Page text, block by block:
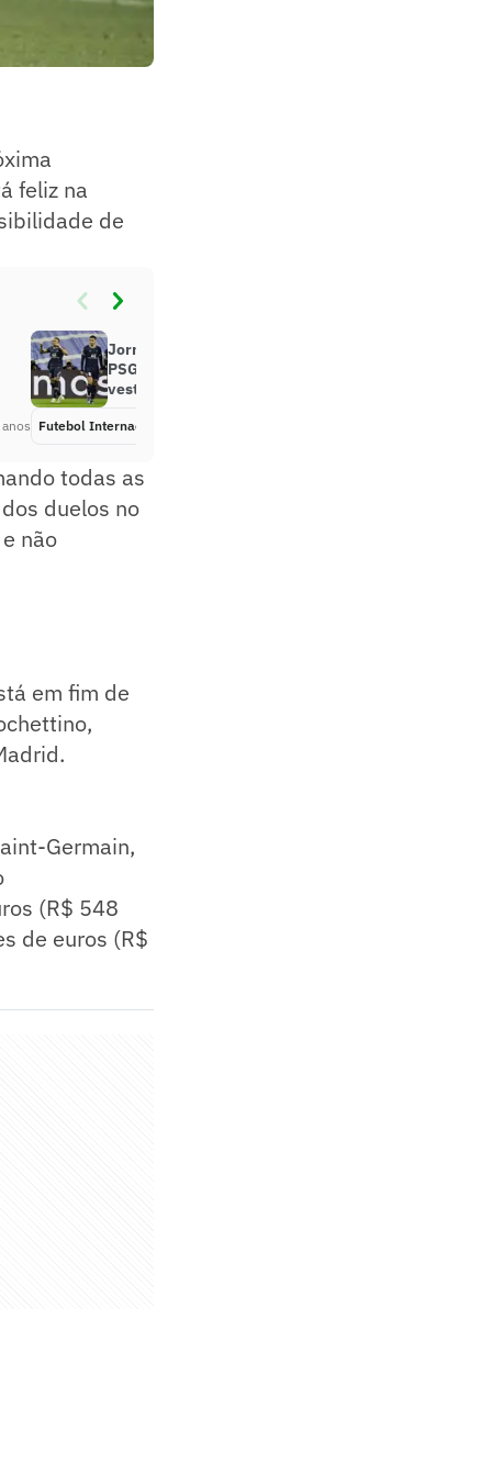
feliz na
de
anos
Jornal revela divisão no elenco do
PSG e falta de liderança no
vestiário
Futebol Internacional
todas as
duelos no
não
em fim de
Germain,
(R$ 548
de euros (R$